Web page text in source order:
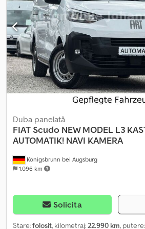
un mecanic înainte de a fi vândute. În mod
întotdeauna o revizie minoră pentru toate
motor și filtru de ulei, filtru de aer, filtru
vehiculele sunt supuse unei inspecții
export și documentele de înregistrare
mașina să fie preluată. Ați dori o
problemă, sunați-ne.
Königsbrunn bei Augsburg
1.096 km
Duba panelată
FIAT Scudo NEW MODEL L3
AUTOMATIK! NAVI KAMERA
Solicita
Stare:folosit, kilometraj:22.990 km, putere: